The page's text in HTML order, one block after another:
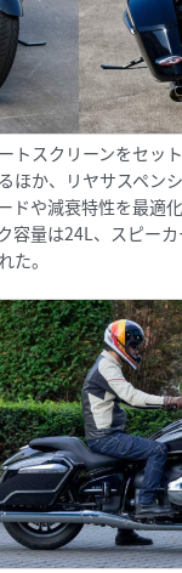
トスクリーンをセッ
ほか、リヤサスペン
ドや減衰特性を最適
容量は24L、スピー
た。